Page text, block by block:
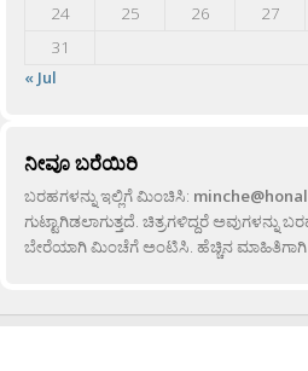
24
25 26 27
31
« Jul
ನೀವೂ ಬರೆಯಿರಿ
ಬರಹಗಳನ್ನು ಇಲ್ಲಿಗೆ ಮಿಂಚಿಸಿ:
ಗುಟ್ಟಾಗಿಡಲಾಗುತ್ತದೆ. ಚಿತ್ರಗಳಿದ್ದರೆ
ಬೇರೆಯಾಗಿ ಮಿಂಚೆಗೆ ಅಂಟಿಸಿ. ಹೆಚ್ಚಿನ ಮಾಹಿತಿಗಾಗಿ